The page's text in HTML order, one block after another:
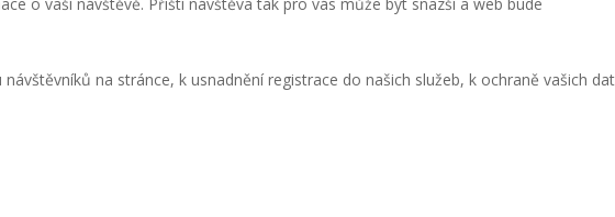
na stránce, k usnadnění registrace do našich služeb, k ochraně vašich dat